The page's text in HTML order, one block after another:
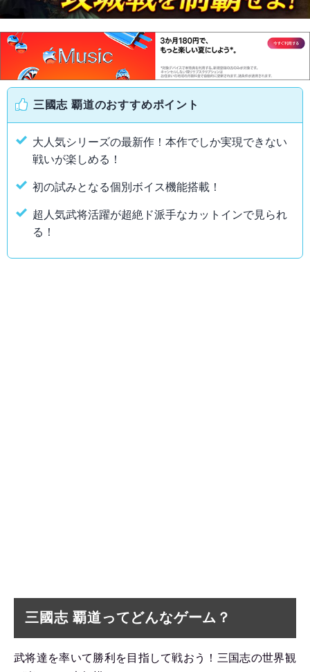
三國志 覇道のおすすめポイント
大人気シリーズの最新作！本作でしか実現できない
戦いが楽しめる！
初の試みとなる個別ボイス機能搭載！
超人気武将活躍が超絶ド派手なカットインで見られ
る！
三國志 覇道ってどんなゲーム？
武将達を率いて勝利を目指して戦おう！三国志の世界観